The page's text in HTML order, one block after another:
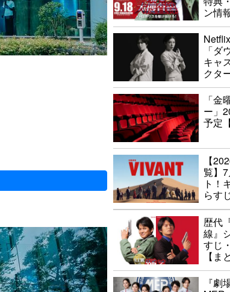
ン情
「ダ
キャ
クタ
「金
ー」
予定
【
覧】
ト！
らす
歴代
線』
すじ
【ま
『劇